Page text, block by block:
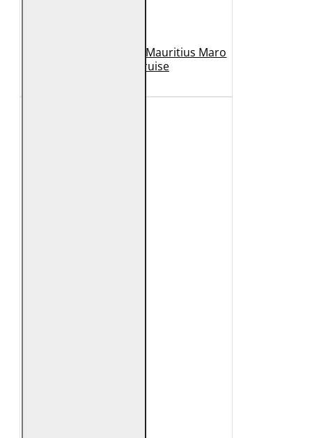
Geaca de Piele Barbati Mauritius Maro
Inchis MMCruise